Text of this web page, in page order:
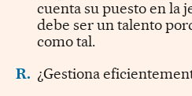
cuenta su puesto en la
debe ser un talento
como tal.
R. ¿Gestiona